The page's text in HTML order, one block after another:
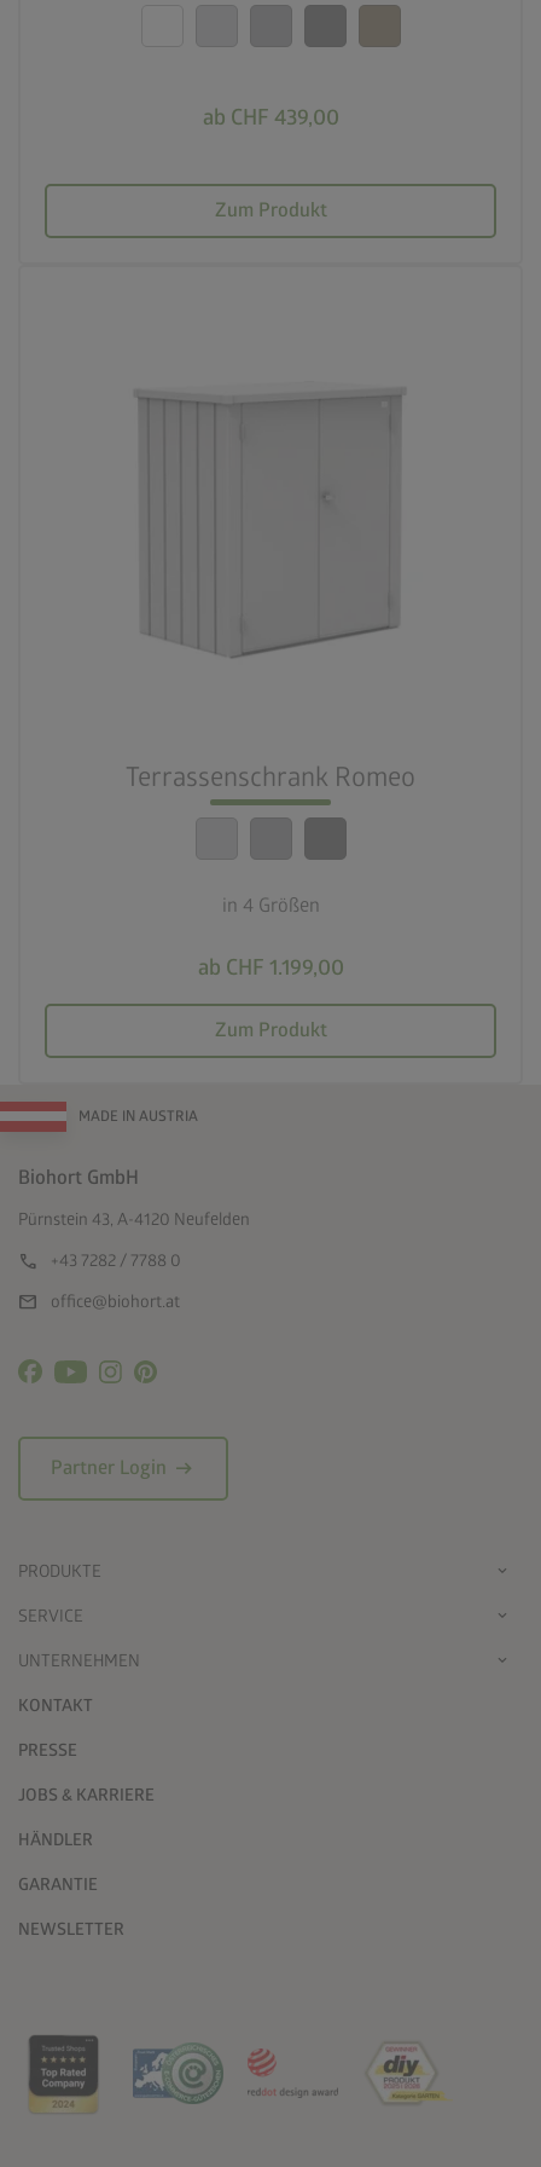
ab CHF 439,00
Zum Produkt
20 Jahre Garantie
Terrassenschrank Romeo
in 4 Größen
ab CHF 1.199,00
Zum Produkt
4 Größen
calendar_month
20 Jahre Garantie
MADE IN AUSTRIA
Biohort GmbH
Pürnstein 43, A-4120 Neufelden
call +43 7282 / 7788 0
mail office@biohort.at
Partner Login arrow_right_alt
PRODUKTE
SERVICE
UNTERNEHMEN
KONTAKT
PRESSE
JOBS & KARRIERE
HÄNDLER
GARANTIE
NEWSLETTER